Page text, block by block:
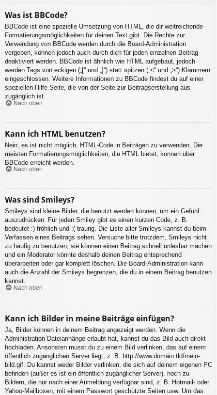
Was ist BBCode?
BBCode ist eine spezielle Umsetzung von HTML, die dir weitreichende
Formatierungsmöglichkeiten für deinen Text gibt. Die Rechte zur
Verwendung von BBCode werden durch die Board-Administration
vergeben, können jedoch auch durch dich für jeden einzelnen Beitrag
deaktiviert werden. BBCode ist ähnlich wie HTML aufgebaut, jedoch
werden Tags von eckigen („[“ und „]“) statt spitzen („<“ und „>“) Klammern
eingeschlossen. Weitere Informationen zu BBCode findest du auf einer
speziellen Hilfe-Seite, die von der Seite zur Beitragserstellung aus
zugänglich ist.
Nach oben
Kann ich HTML benutzen?
Nein, es ist nicht möglich, HTML-Code in Beiträgen zu verwenden. Die
meisten Formatierungsmöglichkeiten, die HTML bietet, können über
BBCode erreicht werden.
Nach oben
Was sind Smileys?
Smileys sind kleine Bilder, die benutzt werden können, um ein Gefühl
auszudrücken. Für jeden Smiley gibt es einen kurzen Code, z. B.
bedeutet :) fröhlich und :( traurig. Die Liste aller Smileys kannst du beim
Verfassen eines Beitrags sehen. Versuche bitte trotzdem, Smileys nicht
zu häufig zu benutzen, sie können einen Beitrag schnell unlesbar machen
und ein Moderator könnte deshalb deinen Beitrag entsprechend
überarbeiten oder gar komplett löschen. Die Board-Administration kann
auch die Anzahl der Smileys begrenzen, die du in einem Beitrag benutzen
kannst.
Nach oben
Kann ich Bilder in meine Beiträge einfügen?
Ja, Bilder können in deinem Beitrag angezeigt werden. Wenn die
Administration Dateianhänge erlaubt hat, kannst du das Bild auch direkt
hochladen. Ansonsten musst du zu einem Bild verlinken, das auf einem
öffentlich zugänglichen Server liegt, z. B. http://www.domain.tld/mein-
bild.gif. Du kannst weder Bilder verlinken, die sich auf deinem eigenen PC
befinden (außer es ist ein öffentlich zugänglicher Server), noch zu
Bildern, die nur nach einer Anmeldung verfügbar sind, z. B. Hotmail- oder
Yahoo-Mailboxen, mit einem Passwort geschützte Seiten usw. Um das